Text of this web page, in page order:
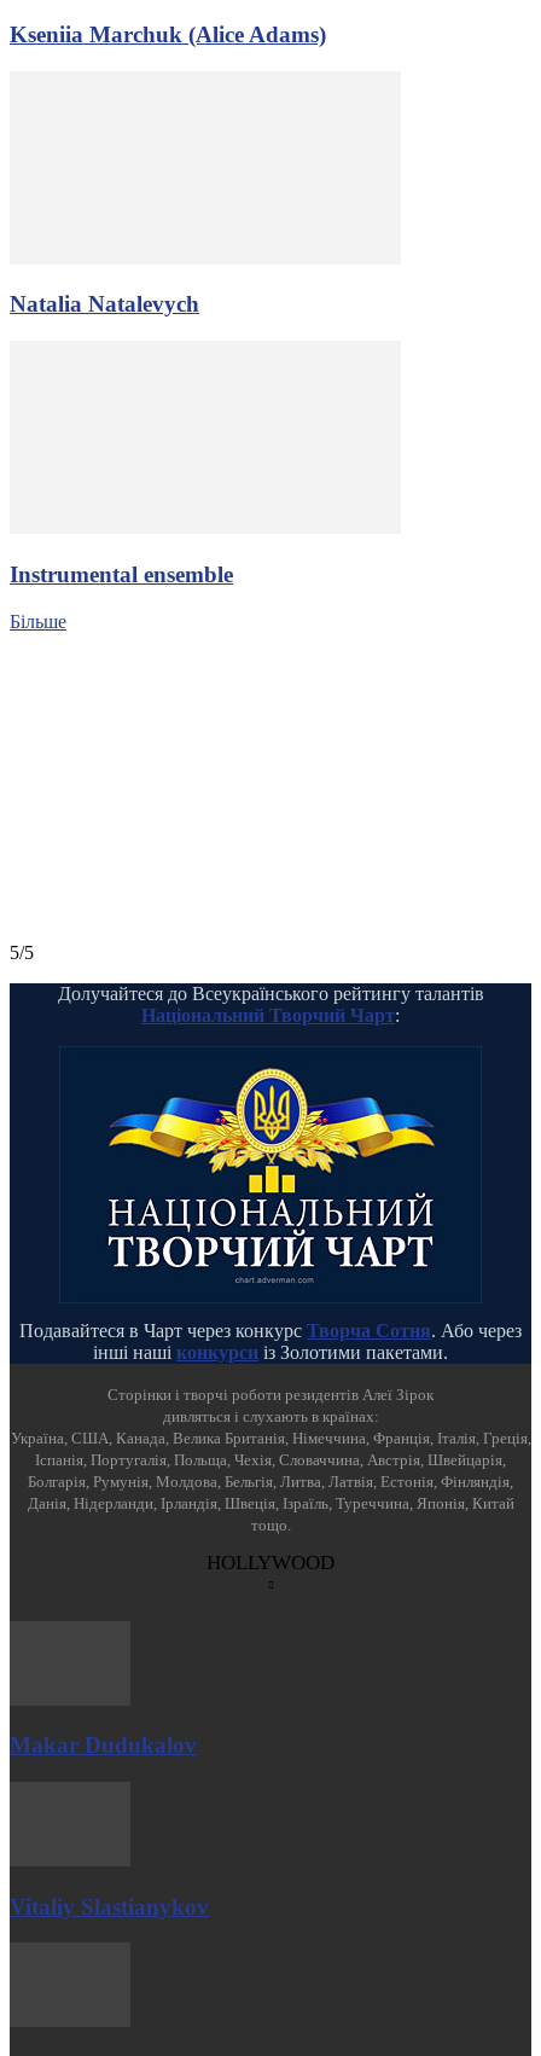
Kseniia Marchuk (Alice Adams)
Natalia Natalevych
Іnstrumental ensemble
Більше
5/5
Долучайтеся до Всеукраїнського рейтингу талантів
Національний Творчий Чарт:
Подавайтеся в Чарт через конкурс Творча Сотня. Або через
інші наші конкурси із Золотими пакетами.
Cторінки і творчі роботи резидентів Алеї Зірок
дивляться і слухають в країнах:
Україна, США, Канада, Велика Британія, Німеччина, Франція, Італія, Греція,
Іспанія, Португалія, Польща, Чехія, Словаччина, Австрія, Швейцарія,
Болгарія, Румунія, Молдова, Бельгія, Литва, Латвія, Естонія, Фінляндія,
Данія, Нідерланди, Ірландія, Швеція, Ізраїль, Туреччина, Японія, Китай
тощо.
HOLLYWOOD
Makar Dudukalov
Vitaliy Slastianykov